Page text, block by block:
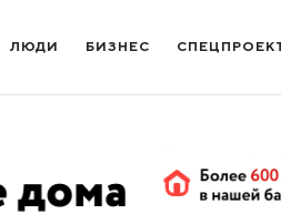
ЛЮДИ БИЗНЕС